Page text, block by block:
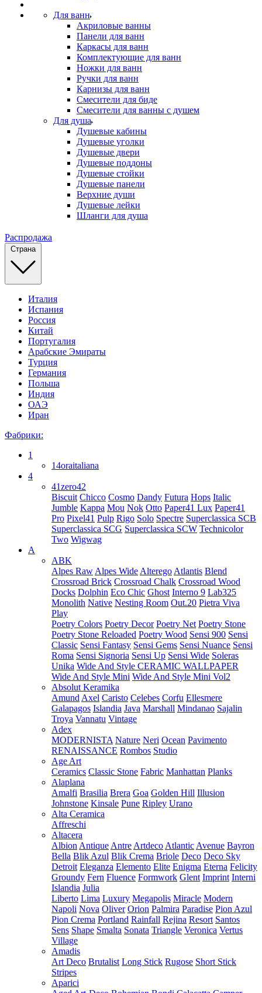
Для ванн
Акриловые ванны
Панели для ванн
Каркасы для ванн
Комплектующие для ванн
Ножки для ванн
Ручки для ванн
Карнизы для ванн
Смесители для биде
Смесители для ванны с душем
Для душа
Душевые кабины
Душевые уголки
Душевые двери
Душевые поддоны
Душевые стойки
Душевые панели
Верхние души
Душевые лейки
Шланги для душа
Распродажа
Страна
Италия
Испания
Россия
Китай
Португалия
Арабские Эмираты
Турция
Германия
Польша
Индия
ОАЭ
Иран
Фабрики:
1
14oraitaliana
4
41zero42
Biscuit Chicco Cosmo Dandy Futura Hops Italic
Jumble Kappa Mou Nok Otto Paper41 Lux Paper41
Pro Pixel41 Pulp Rigo Solo Spectre Superclassica SCB
Superclassica SCG Superclassica SCW Technicolor
Two Wigwag
A
ABK
Alpes Raw Alpes Wide Alterego Atlantis Blend
Crossroad Brick Crossroad Chalk Crossroad Wood
Docks Dolphin Eco Chic Ghost Interno 9 Lab325
Monolith Native Nesting Room Out.20 Pietra Viva
Play
Poetry Colors Poetry Decor Poetry Net Poetry Stone
Poetry Stone Reloaded Poetry Wood Sensi 900 Sensi
Classic Sensi Fantasy Sensi Gems Sensi Nuance Sensi
Roma Sensi Signoria Sensi Up Sensi Wide Soleras
Unika Wide And Style CERAMIC WALLPAPER
Wide And Style Mini Wide And Style Mini Vol2
Absolut Keramika
Amund Axel Caristo Celebes Corfu Ellesmere
Galapagos Islandia Java Marshall Mindanao Sajalin
Troya Vannatu Vintage
Adex
MODERNISTA Nature Neri Ocean Pavimento
RENAISSANCE Rombos Studio
Age Art
Ceramics Classic Stone Fabric Manhattan Planks
Alaplana
Amalfi Brasilia Brera Goa Golden Hill Illusion
Johnstone Kinsale Pune Ripley Urano
Alta Ceramica
Affreschi
Altacera
Albion Antique Antre Artdeco Atlantic Avenue Bayron
Bella Blik Azul Blik Crema Briole Deco Deco Sky
Detroit Eleganza Elemento Elite Enigma Eterna Felicity
Groundy Fern Fluence Formwork Glent Imprint Interni
Islandia Julia
Liberto Lima Luxury Megapolis Miracle Modern
Napoli Nova Oliver Orion Palmira Paradise Pion Azul
Pion Crema Portland Rainfall Rejina Resort Santos
Sens Shape Smalta Sonata Triangle Veronica Vertus
Village
Amadis
Art Deco Brutalist Long Stick Rugose Short Stick
Stripes
Aparici